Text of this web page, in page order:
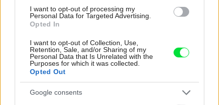
I want to opt-out of processing my
Personal Data for Targeted Advertising.
Opted In
I want to opt-out of Collection, Use,
Retention, Sale, and/or Sharing of my
Personal Data that Is Unrelated with the
Purposes for which it was collected.
Opted Out
Google consents
naše babičky
Kedysi boli veľkým trendom, dnes sa im radšej
vyhnite. Týchto 7 vecí robí vašu obývačku
zastaralou
Inšpirácie